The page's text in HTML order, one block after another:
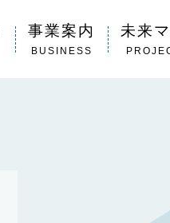
事業案内
BUSINESS
未来